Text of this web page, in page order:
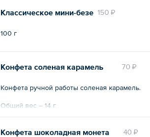
Общий вес – 100 г 150 ₽
Классическое мини-безе
100 г
70 ₽
Конфета соленая карамель
Конфета ручной работы соленая карамель.
Общий вес – 14 г
40 ₽
Конфета шоколадная монета